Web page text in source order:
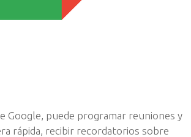
Google, puede programar reuniones y
rápida, recibir recordatorios sobre